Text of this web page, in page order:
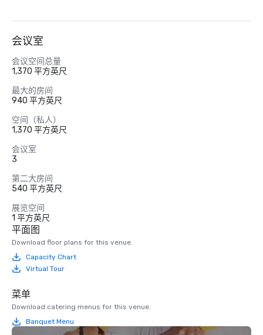
会议室
会议空间总量
1,370 平方英尺
最大的房间
940 平方英尺
空间（私人）
1,370 平方英尺
会议室
3
第二大房间
540 平方英尺
展览空间
1 平方英尺
平面图
Download floor plans for this venue.
Capacity Chart
Virtual Tour
菜单
Download catering menus for this venue.
Banquet Menu